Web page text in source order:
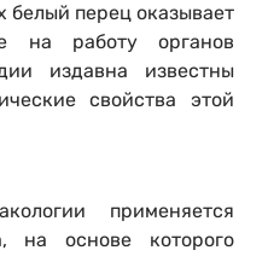
белый перец оказывает
на работу органов
издавна известны
свойства этой
применяется
на основе которого